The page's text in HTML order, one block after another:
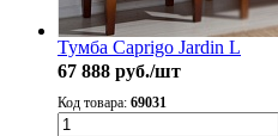
Тумба Caprigo Jardin L
67 888 руб./шт
Код товара: 69031